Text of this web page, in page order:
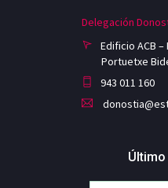
Delegación
Edificio ACB –
Portuetxe
943 011 160